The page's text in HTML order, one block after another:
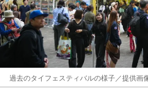
過去のタイフェスティバルの様子／提供画